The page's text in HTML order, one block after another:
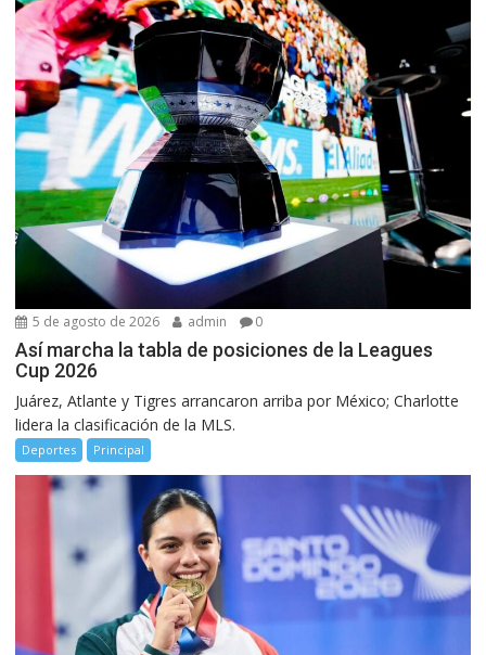
5 de agosto de 2026 admin 0
Así marcha la tabla de posiciones de la Leagues
Cup 2026
Juárez, Atlante y Tigres arrancaron arriba por México; Charlotte
lidera la clasificación de la MLS.
Deportes Principal